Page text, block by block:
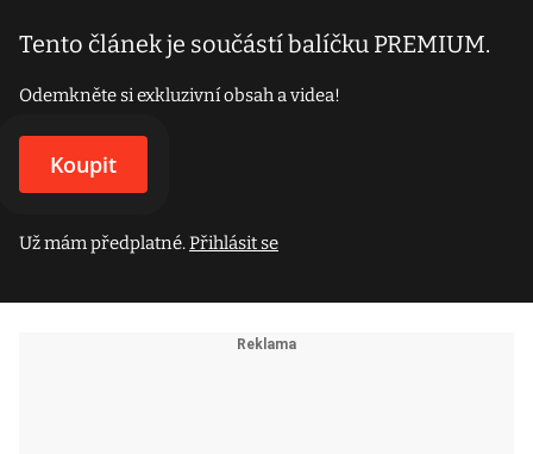
Tento článek je součástí balíčku PREMIUM.
Odemkněte si exkluzivní obsah a videa!
Koupit
Už mám předplatné.Přihlásit se